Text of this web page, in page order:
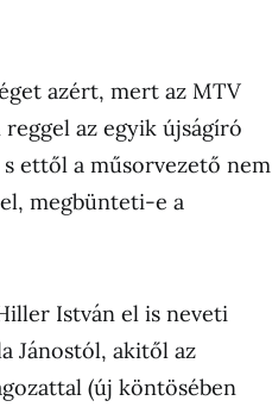
azért, mert az MTV
az egyik újságíró
ettől a műsorvezető nem
megbünteti-e a
István el is neveti
Jánostól, akitől az
(új köntösében